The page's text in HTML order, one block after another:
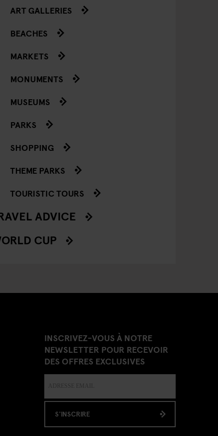
ART GALLERIES
BEACHES
MARKETS
MONUMENTS
MUSEUMS
PARKS
SHOPPING
THEME PARKS
TOURISTIC TOURS
ADVICE
CUP
INSCRIVEZ-VOUS À NOTRE
NEWSLETTER POUR RECEVOIR
DES OFFRES EXCLUSIVES
S'INSCRIRE